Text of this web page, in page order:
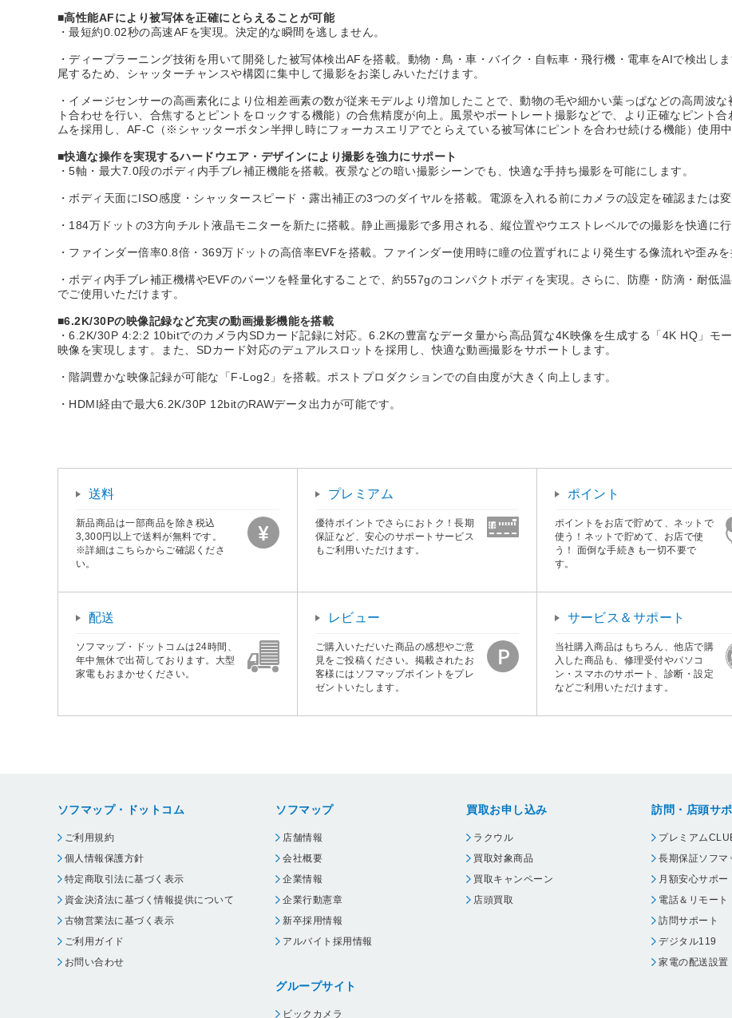
■高性能AFにより被写体を正確にとらえることが可能
・最短約0.02秒の高速AFを実現。決定的な瞬間を逃しません。
・ディープラーニング技術を用いて開発した被写体検出AFを搭載。動物・鳥・車・バイク・自転車・飛行機・電車をAIで検出し
尾するため、シャッターチャンスや構図に集中して撮影をお楽しみいただけます。
・イメージセンサーの高画素化により位相差画素の数が従来モデルより増加したことで、動物の毛や細かい葉っぱなどの高周波
ト合わせを行い、合焦するとピントをロックする機能）の合焦精度が向上。風景やポートレート撮影などで、より正確なピント
ムを採用し、AF-C（※シャッターボタン半押し時にフォーカスエリアでとらえている被写体にピントを合わせ続ける機能）使用
■快適な操作を実現するハードウエア・デザインにより撮影を強力にサポート
・5軸・最大7.0段のボディ内手ブレ補正機能を搭載。夜景などの暗い撮影シーンでも、快適な手持ち撮影を可能にします。
・ボディ天面にISO感度・シャッタースピード・露出補正の3つのダイヤルを搭載。電源を入れる前にカメラの設定を確認または
・184万ドットの3方向チルト液晶モニターを新たに搭載。静止画撮影で多用される、縦位置やウエストレベルでの撮影を快適に行
・ファインダー倍率0.8倍・369万ドットの高倍率EVFを搭載。ファインダー使用時に瞳の位置ずれにより発生する像流れや歪み
・ボディ内手ブレ補正機構やEVFのパーツを軽量化することで、約557gのコンパクトボディを実現。さらに、防塵・防滴・耐
でご使用いただけます。
■6.2K/30Pの映像記録など充実の動画撮影機能を搭載
・6.2K/30P 4:2:2 10bitでのカメラ内SDカード記録に対応。6.2Kの豊富なデータ量から高品質な4K映像を生成する「4K HQ」モ
映像を実現します。また、SDカード対応のデュアルスロットを採用し、快適な動画撮影をサポートします。
・階調豊かな映像記録が可能な「F-Log2」を搭載。ポストプロダクションでの自由度が大きく向上します。
・HDMI経由で最大6.2K/30P 12bitのRAWデータ出力が可能です。
送料
新品商品は一部商品を除き税込
3,300円以上で送料が無料です。
※詳細はこちらからご確認くださ
い。
プレミアム
優待ポイントでさらにおトク！長期
保証など、安心のサポートサービス
もご利用いただけます。
ポイント
ポイントをお店で貯めて、ネットで
使う！ネットで貯めて、お店で使
う！ 面倒な手続きも一切不要で
す。
配送
ソフマップ・ドットコムは24時間、
年中無休で出荷しております。大型
家電もおまかせください。
レビュー
ご購入いただいた商品の感想やご意
見をご投稿ください。掲載されたお
客様にはソフマップポイントをプレ
ゼントいたします。
サービス＆サポート
当社購入商品はもちろん、他店で購
入した商品も、修理受付やパソコ
ン・スマホのサポート、診断・設定
などご利用いただけます。
ソフマップ・ドットコム
ご利用規約
個人情報保護方針
特定商取引法に基づく表示
資金決済法に基づく情報提供について
古物営業法に基づく表示
ご利用ガイド
お問い合わせ
ソフマップ
店舗情報
会社概要
企業情報
企業行動憲章
新卒採用情報
アルバイト採用情報
グループサイト
ビックカメラ
買取お申し込み
ラクウル
買取対象商品
買取キャンペーン
店頭買取
訪問・店頭サ
プレミアム
長期保証ソフマ
月額安心サポー
電話＆リモート
訪問サポート
デジタル119
家電の配送設置